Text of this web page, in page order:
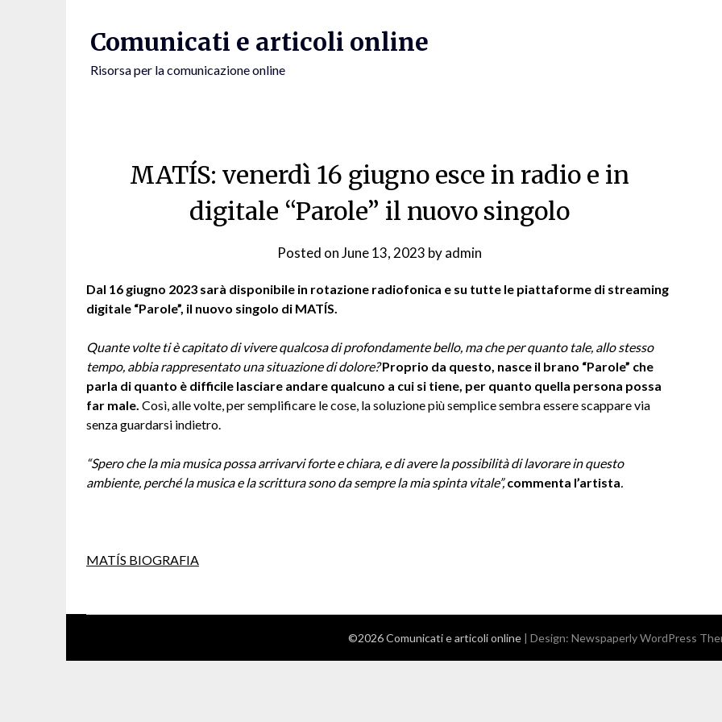
Comunicati e articoli online
Risorsa per la comunicazione online
MATÍS: venerdì 16 giugno esce in radio e in
digitale “Parole” il nuovo singolo
Posted onJune 13, 2023 byadmin
Dal 16 giugno 2023 sarà disponibile in rotazione radiofonica e su tutte le piattaforme di streaming
digitale “Parole”, il nuovo singolo di MATÍS.
Quante volte ti è capitato di vivere qualcosa di profondamente bello, ma che per quanto tale, allo stesso
tempo, abbia rappresentato una situazione di dolore? Proprio da questo, nasce il brano “Parole” che
parla di quanto è difficile lasciare andare qualcuno a cui si tiene, per quanto quella persona possa
far male. Così, alle volte, per semplificare le cose, la soluzione più semplice sembra essere scappare via
senza guardarsi indietro.
“Spero che la mia musica possa arrivarvi forte e chiara, e di avere la possibilità di lavorare in questo
ambiente, perché la musica e la scrittura sono da sempre la mia spinta vitale”,commenta l’artista.
MATÍS BIOGRAFIA
©2026 Comunicati e articoli online | Design: Newspaperly WordPress